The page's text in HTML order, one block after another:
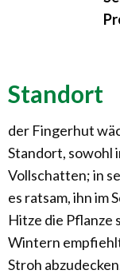
Standort
der Fingerhut
Standort, sowohl
Vollschatten; in
es ratsam, ihn im
Hitze die Pflanze
Wintern
Stroh